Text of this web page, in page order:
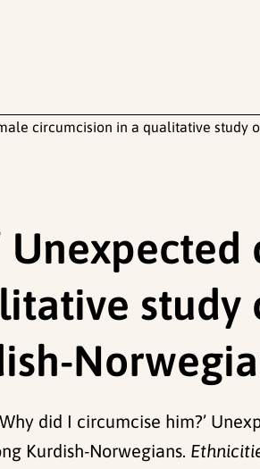
circumcision in a qualitative
study
did I circumcise him?’
Kurdish-Norwegians.